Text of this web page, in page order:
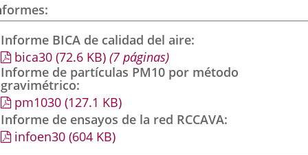
externa.externa.
Informe BICA de calidad del aire
bica30 (72.6 KB) (7 páginas)
Informe de partículas PM10 por método
gravimétrico
pm1030 (127.1 KB)
Informe de ensayos de la red RCCAVA
infoen30 (604 KB)